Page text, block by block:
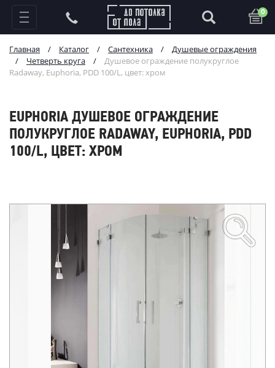
0
Главная / Каталог / Сантехника /
Душевые ограждения
/
Четверть круга /
Душевое ограждение полукруглое
Radaway, Euphoria, PDD 100/L, цвет: хром
EUPHORIA ДУШЕВОЕ ОГРАЖДЕНИЕ
ПОЛУКРУГЛОЕ RADAWAY, EUPHORIA, PDD
100/L, ЦВЕТ: ХРОМ